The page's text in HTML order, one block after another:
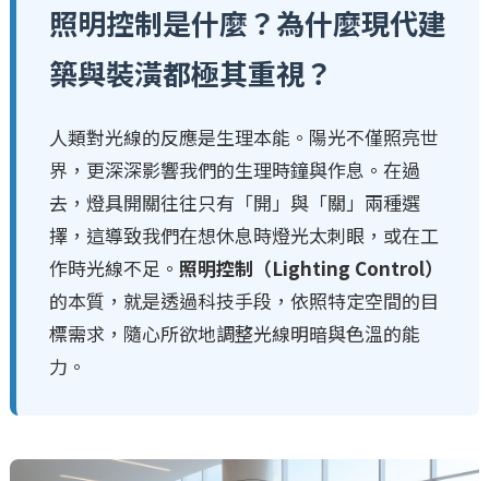
照明控制是什麼？為什麼現代建
築與裝潢都極其重視？
人類對光線的反應是生理本能。陽光不僅照亮世
界，更深深影響我們的生理時鐘與作息。在過
去，燈具開關往往只有「開」與「關」兩種選
擇，這導致我們在想休息時燈光太刺眼，或在工
作時光線不足。 照明控制（Lighting Control）
的本質，就是透過科技手段，依照特定空間的目
標需求，隨心所欲地調整光線明暗與色溫的能
力。